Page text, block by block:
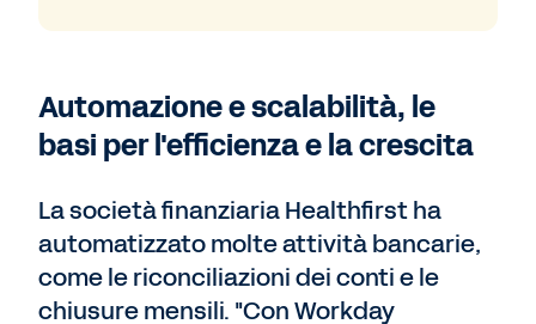
Automazione e scalabilità, le
basi per l'efficienza e la crescita
La società finanziaria Healthfirst ha
automatizzato molte attività bancarie,
come le riconciliazioni dei conti e le
chiusure mensili. "Con Workday